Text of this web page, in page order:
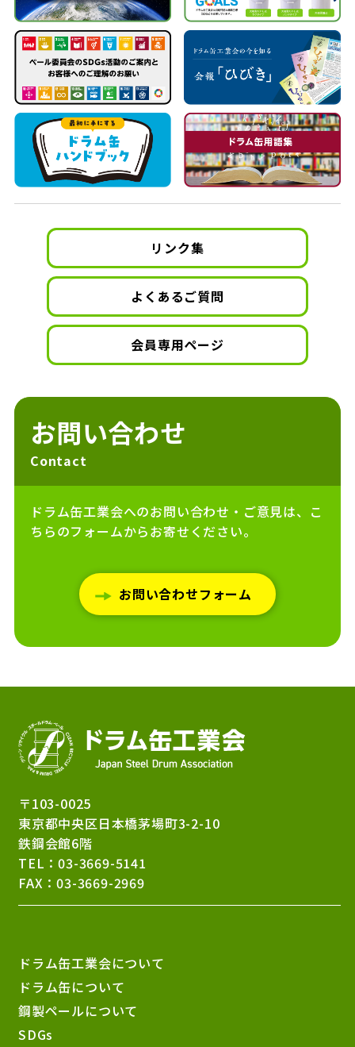
リンク集
よくあるご質問
会員専用ページ
お問い合わせ
Contact
ドラム缶工業会へのお問い合わせ・ご意見は、こ
ちらのフォームからお寄せください。
お問い合わせフォーム
〒103-0025
東京都中央区日本橋茅場町3-2-10
鉄鋼会館6階
TEL：03-3669-5141
FAX：03-3669-2969
ドラム缶工業会について
ドラム缶について
鋼製ペールについて
SDGs